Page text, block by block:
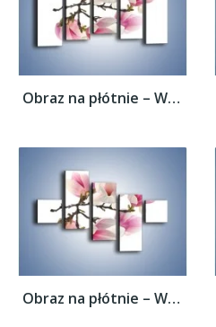
Obraz na płótnie – Wirujące kwiaty...
Obraz na płótnie – Wirujące kwiaty...